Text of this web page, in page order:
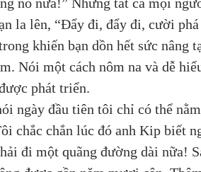
la lên, “Đẩy đi, đẩy đi, cười phá
khiến bạn dồn hết sức nâng
Nói một cách nôm na và dễ
phát triển.
ngày đầu tiên tôi chỉ có thể
chắc chắn lúc đó anh Kip biết
đi một quãng đường dài nữa!